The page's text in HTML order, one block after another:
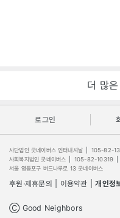
더 많
로그인
사단법인 굿네이버스 인터내셔날 105-82-
사회복지법인 굿네이버스
105-82-10319
서울 영등포구 버드나루로 13 굿네이버스
후원·제휴문의 이용약관 개인정
Ⓒ Good Neighbors